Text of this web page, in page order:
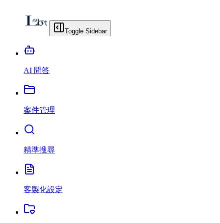
Toggle Sidebar
AI 問答
案件管理
精準搜尋
客製化設定